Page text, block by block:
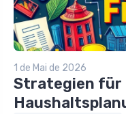
1 de Mai de 2026
Strategien für